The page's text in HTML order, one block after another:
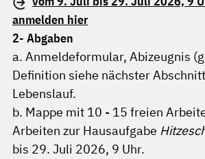
anmelden hier
2- Abgaben
a. Anmeldeformular, Abizeugnis
Definition siehe nächster
Lebenslauf.
b. Mappe mit 10 - 15 freien
Arbeiten zur Hausaufgabe
bis 29. Juli 2026, 9 Uhr.